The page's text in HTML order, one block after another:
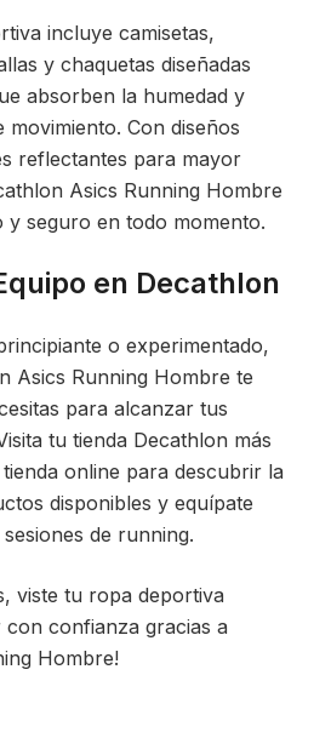
incluye camisetas,
y chaquetas diseñadas
absorben la humedad y
movimiento. Con diseños
reflectantes para mayor
Asics Running Hombre
y seguro en todo momento.
en Decathlon
o experimentado,
Asics Running Hombre te
para alcanzar tus
tu tienda Decathlon más
online para descubrir la
disponibles y equípate
de running.
viste tu ropa deportiva
confianza gracias a
Hombre!